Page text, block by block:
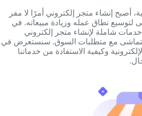
أصبح إنشاء متجر إلكتروني أمرًا لا مفر
لتوسيع نطاق عمله وزيادة مبيعاته. في
شاملة لإنشاء متجر إلكتروني
ويتماشى مع متطلبات السوق. سنستعرض في
وكيفية الاستفادة من خدماتنا